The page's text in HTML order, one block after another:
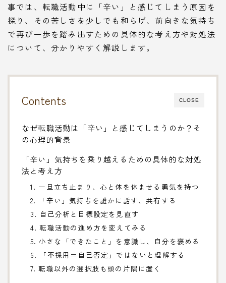
事では、転職活動中に「辛い」と感じてしまう原因を
探り、その苦しさを少しでも和らげ、前向きな気持ち
で再び一歩を踏み出すための具体的な考え方や対処法
について、分かりやすく解説します。
CLOSE
Contents
なぜ転職活動は「辛い」と感じてしまうのか？そ
の心理的背景
「辛い」気持ちを乗り越えるための具体的な対処
法と考え方
1. 一旦立ち止まり、心と体を休ませる勇気を持つ
2. 「辛い」気持ちを誰かに話す、共有する
3. 自己分析と目標設定を見直す
4. 転職活動の進め方を変えてみる
5. 小さな「できたこと」を意識し、自分を褒める
6. 「不採用＝自己否定」ではないと理解する
7. 転職以外の選択肢も頭の片隅に置く